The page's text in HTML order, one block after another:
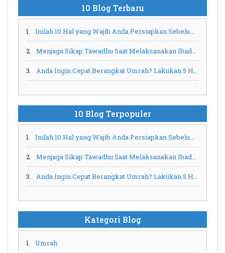
10 Blog Terbaru
1. Inilah 10 Hal yang Wajib Anda Persiapkan Sebelum Umrah
2. Menjaga Sikap Tawadhu Saat Melaksanakan Ibadah Umrah
3. Anda Ingin Cepat Berangkat Umrah? Lakukan 5 Hal Ini
10 Blog Terpopuler
1. Inilah 10 Hal yang Wajib Anda Persiapkan Sebelum Umrah
2. Menjaga Sikap Tawadhu Saat Melaksanakan Ibadah Umrah
3. Anda Ingin Cepat Berangkat Umrah? Lakukan 5 Hal Ini
Kategori Blog
1. Umrah